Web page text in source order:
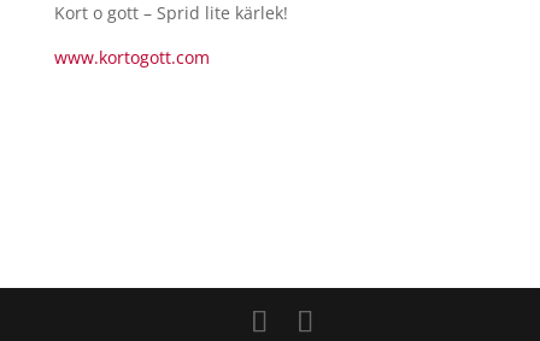
Kort o gott – Sprid lite kärlek!
www.kortogott.com